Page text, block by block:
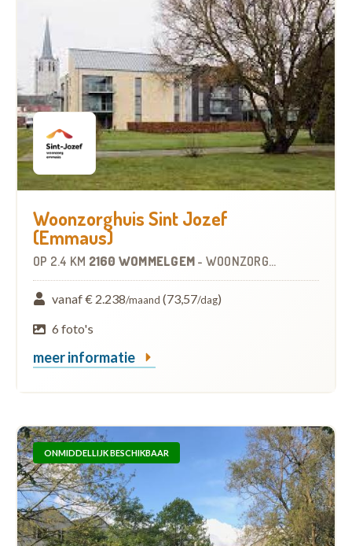
Woonzorghuis Sint Jozef
(Emmaus)
OP 2.4 KM 2160 WOMMELGEM - WOONZORGCENTRUM (WZC)
vanaf € 2.238/maand (73,57/dag)
6 foto's
meer informatie
ONMIDDELLIJK BESCHIKBAAR